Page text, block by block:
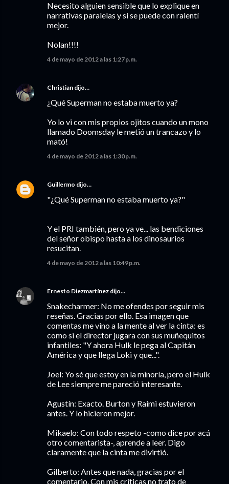
Necesito alguien sensible que lo explique en
narrativas paralelas y si se puede con ralentí
mejor.
Nolan!!!!
4 de mayo de 2012 a las 1:27 p.m.
Christian dijo…
¿Qué Superman no estaba muerto ya?
Yo lo vi con mis propios ojitos cuando un mono
llamado Doomsday le metió un trancazo y lo
mató!
4 de mayo de 2012 a las 1:30 p.m.
Guillermo dijo…
"¿Qué Superman no estaba muerto ya?"
Y el PRI también, pero ya ve... las bendiciones
del señor obispo hasta a los dinosaurios
resucitan.
4 de mayo de 2012 a las 10:49 p.m.
Ernesto Diezmartínez dijo…
Snakecharmer: No me ofendes por seguir mis
reseñas. Gracias por ello. Esa imagen que
comentas me vino a la mente al ver la cinta: es
como si el director jugara con sus muñequitos
infantiles: "Y ahora Hulk le pega al Capitán
América y que llega Loki y que...".
Joel: Yo sé que estoy en la minoría, pero el Hulk
de Lee siempre me pareció interesante.
Agustín: Exacto. Burton y Raimi estuvieron
antes. Y lo hicieron mejor.
Mikaelo: Con todo respeto -como dice por acá
otro comentarista-, aprende a leer. Digo
claramente que la cinta me divirtió.
Gilberto: Antes que nada, gracias por el
comentario. Con mis críticas no trato de